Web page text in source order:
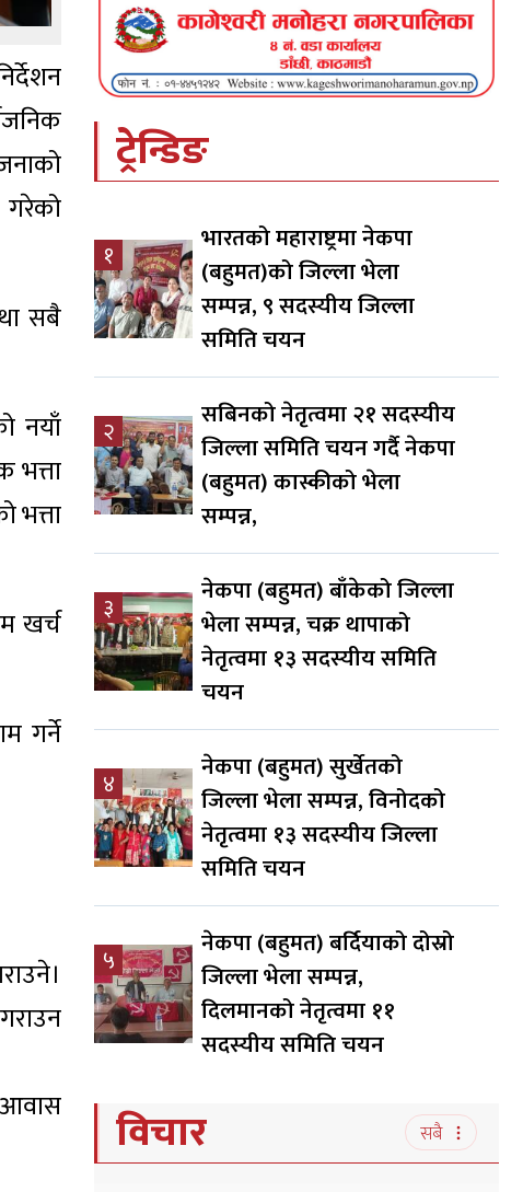
सबै
नयाँ
भत्ता
खर्च
गर्ने
आवास
ट्रेन्डिङ
१
भारतको महाराष्ट्रमा नेकपा
(बहुमत)को जिल्ला भेला
सम्पन्न, ९ सदस्यीय जिल्ला
समिति चयन
२
सबिनको नेतृत्वमा २१ सदस्यीय
जिल्ला समिति चयन गर्दै नेकपा
(बहुमत) कास्कीको भेला
सम्पन्न,
३
नेकपा (बहुमत) बाँकेको जिल्ला
भेला सम्पन्न, चक्र थापाको
नेतृत्वमा १३ सदस्यीय समिति
चयन
४
नेकपा (बहुमत) सुर्खेतको
जिल्ला भेला सम्पन्न, विनोदको
नेतृत्वमा १३ सदस्यीय जिल्ला
समिति चयन
५
नेकपा (बहुमत) बर्दियाको दोस्रो
जिल्ला भेला सम्पन्न,
दिलमानको नेतृत्वमा ११
सदस्यीय समिति चयन
विचार सबै